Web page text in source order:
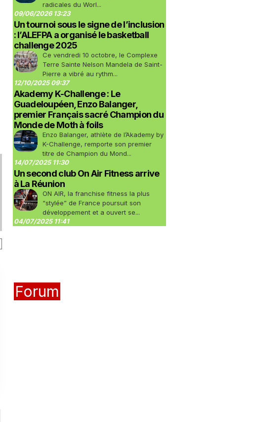
radicales du Worl...
09/06/2026 13:23
Un tournoi sous le signe de l’inclusion
: l’ALEFPA a organisé le basketball
challenge 2025
Ce vendredi 10 octobre, le Complexe
Terre Sainte Nelson Mandela de Saint-
Pierre a vibré au rythm...
12/10/2025 09:37
Akademy K-Challenge : Le
Guadeloupéen, Enzo Balanger,
premier Français sacré Champion du
Monde de Moth à foils
Enzo Balanger, athlète de l’Akademy by
K-Challenge, remporte son premier
titre de Champion du Mond...
14/07/2025 11:30
Un second club On Air Fitness arrive
à La Réunion
ON AIR, la franchise fitness la plus
“stylée” de France poursuit son
développement et a ouvert se...
04/07/2025 11:41
Forum